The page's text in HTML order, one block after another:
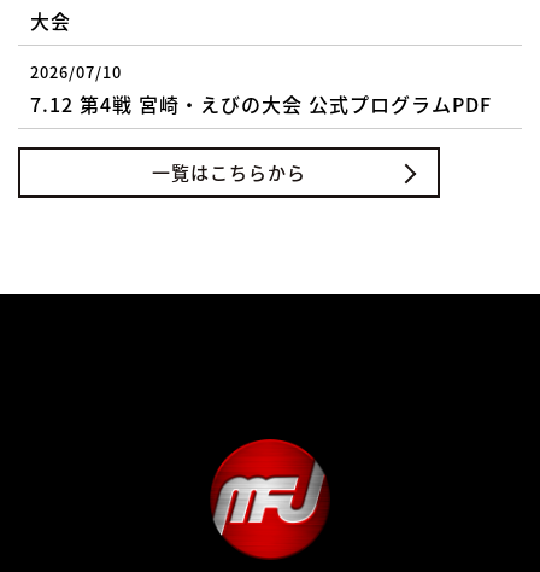
大会
2026/07/10
7.12 第4戦 宮崎・えびの大会 公式プログラムPDF
一覧はこちらから